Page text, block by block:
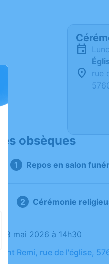
rue
obsèques
Repos en salon
Cérémonie
18 mai 2026 à 14h30
Remi, rue de l'église,